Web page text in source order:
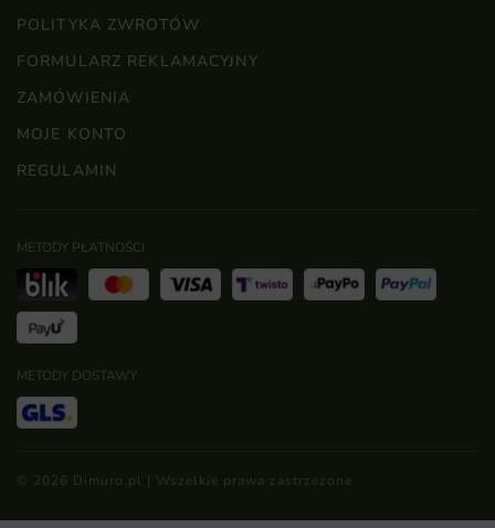
POLITYKA ZWROTÓW
FORMULARZ REKLAMACYJNY
ZAMÓWIENIA
MOJE KONTO
REGULAMIN
METODY PŁATNOŚCI
METODY DOSTAWY
© 2026 Dimuro.pl | Wszelkie prawa zastrzeżone